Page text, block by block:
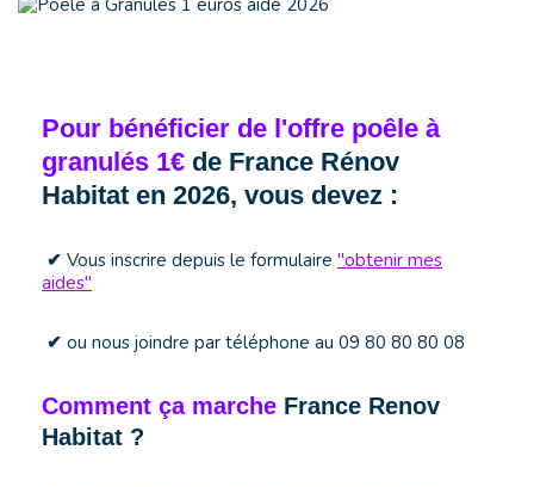
Pour bénéficier de l'offre poêle à
granulés 1€ de France Rénov
Habitat en 2026, vous devez :
✔ Vous inscrire depuis le formulaire "obtenir mes
aides"
✔ ou nous joindre par téléphone au 09 80 80 80 08
Comment ça marche France Renov
Habitat ?